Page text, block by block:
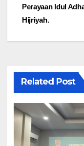
Perayaan Idul
Hijriyah.
Related Post